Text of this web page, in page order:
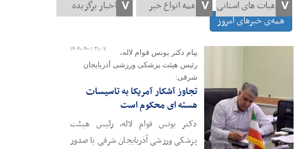
همه‌ی خبرهای امروز
۱۴۰۴-۰۴-۰۱ ۲۱:۰۷
پیام دکتر یونس قوام لاله،
رئیس هیئت پزشکی ورزشی آذربایجان
شرقی:
تجاوز آشکار آمریکا به تاسیسات
هسته ای محکوم است
دکتر یونس قوام لاله، رئیس هیئت
پزشکی ورزشی آذربایجان شرقی با صدور